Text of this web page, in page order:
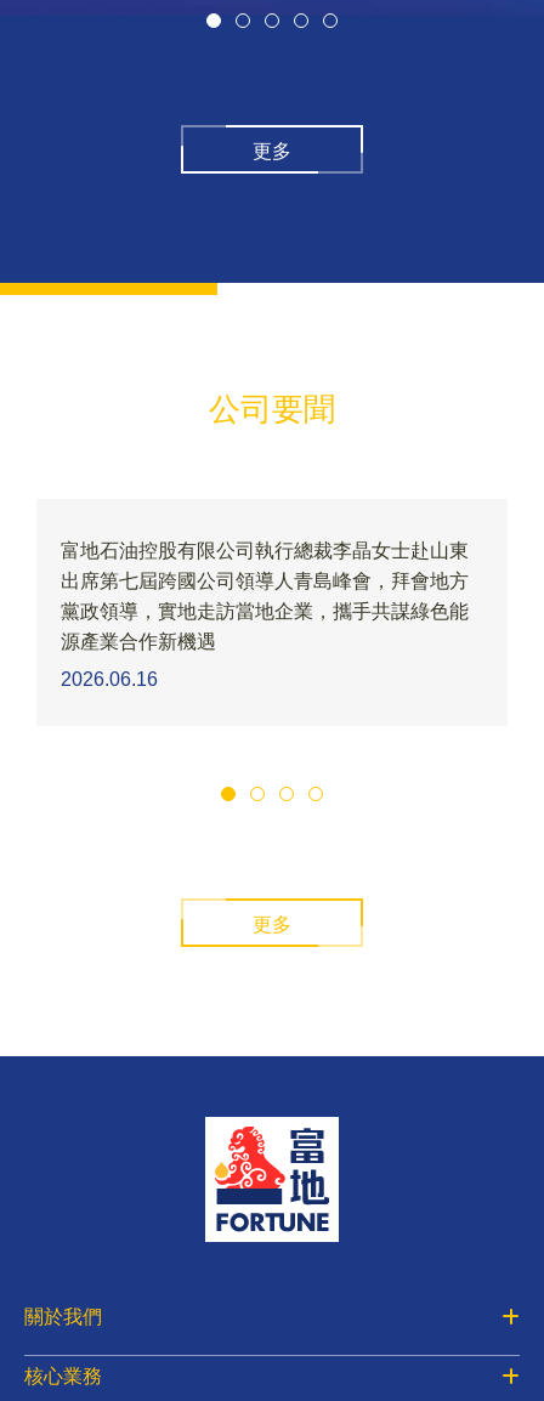
更多
公司要聞
士赴山東
拜會地方
謀綠色能
英國富地石油控股有限公司邱達强主席出
燃氣2026財年年會並致辭
更多
關於我們
核心業務